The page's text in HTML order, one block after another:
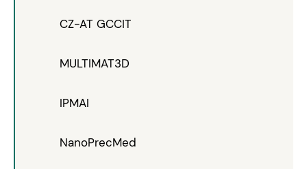
CZ-AT GCCIT
MULTIMAT3D
IPMAI
NanoPrecMed